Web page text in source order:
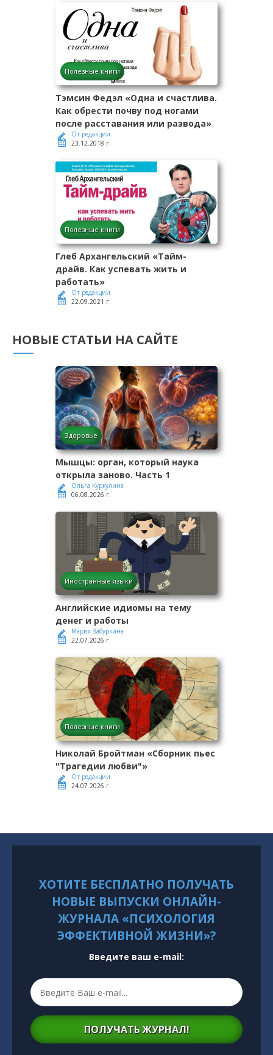
Полезные книги
Тэмсин Федэл «Одна и счастлива.
Как обрести почву под ногами
после расставания или развода»
От редакции
23.12.2018 г.
Полезные книги
Глеб Архангельский «Тайм-
драйв. Как успевать жить и
работать»
От редакции
22.09.2021 г.
НОВЫЕ СТАТЬИ НА САЙТЕ
Здоровье
Мышцы: орган, который наука
открыла заново. Часть 1
Ольга Куркулина
06.08.2026 г.
Иностранные языки
Английские идиомы на тему
денег и работы
Мария Забуркина
22.07.2026 г.
Полезные книги
Николай Бройтман «Сборник пьес
"Трагедии любви"»
От редакции
24.07.2026 г.
ХОТИТЕ БЕСПЛАТНО ПОЛУЧАТЬ
НОВЫЕ ВЫПУСКИ ОНЛАЙН-
ЖУРНАЛА «ПСИХОЛОГИЯ
ЭФФЕКТИВНОЙ ЖИЗНИ»?
Введите ваш e-mail:
ПОЛУЧАТЬ ЖУРНАЛ!